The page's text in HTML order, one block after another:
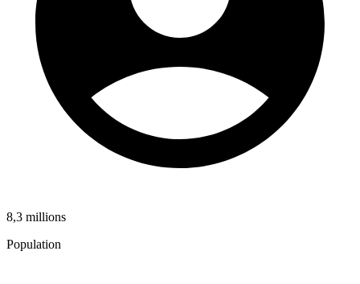
8,3 millions
Population